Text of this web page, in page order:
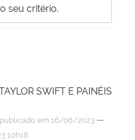
seu critério.
SWIFT E PAINÉIS
publicado em 16/06/2023 —
10h18